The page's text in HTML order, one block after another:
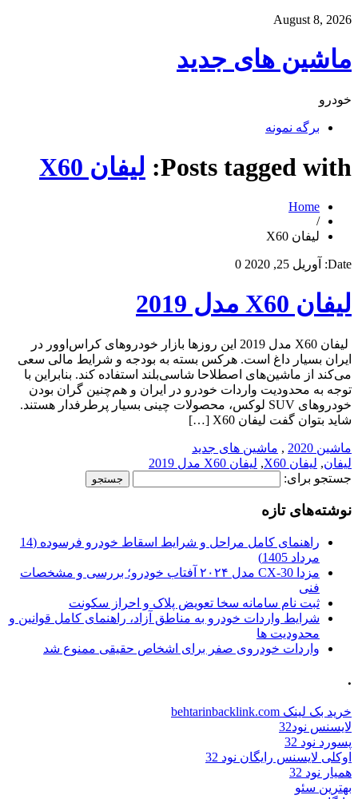
August 8, 2026
ماشین های جدید
خودرو
برگه نمونه
Posts tagged with: لیفان X60
Home
/
لیفان X60
Date: آوریل 25, 2020 0
لیفان X60 مدل 2019
لیفان X60 مدل 2019 این روزها بازار خودروهای کراس‌اوور در
ایران بسیار داغ است. هرکس بسته به بودجه و شرایط مالی سعی
می‌کند از ماشین‌های اصطلاحا شاسی‌بلند استفاده کند. بنابراین با
توجه به محدودیت واردات خودرو در ایران و هم‌چنین گران بودن
خودروهای SUV لوکس، محصولات چینی بسیار پرطرفدار هستند.
شاید بتوان گفت لیفان X60 […]
ماشین 2020 , ماشین های جدید
لیفان, لیفان X60 , لیفان X60 مدل 2019
جستجو برای:
نوشته‌های تازه
راهنمای کامل مراحل و شرایط اسقاط خودرو فرسوده (14
مرداد 1405)
مزدا CX-30 مدل ۲۰۲۴ آفتاب خودرو؛ بررسی و مشخصات
فنی
ثبت نام سامانه سخا تعویض پلاک و احراز سکونت
شرایط واردات خودرو به مناطق آزاد، راهنمای کامل قوانین و
محدودیت ها
واردات خودروی صفر برای اشخاص حقیقی ممنوع شد
.
خرید بک لینک behtarinbacklink.com
لایسنس نود32
پسورد نود 32
اوکلی لایسنس رایگان نود 32
همیار نود 32
بهترین سئو